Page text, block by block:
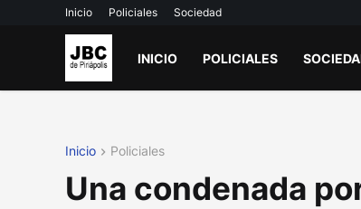
Inicio Policiales Sociedad
INICIO POLICIALES
Inicio Policiales
Una condenada